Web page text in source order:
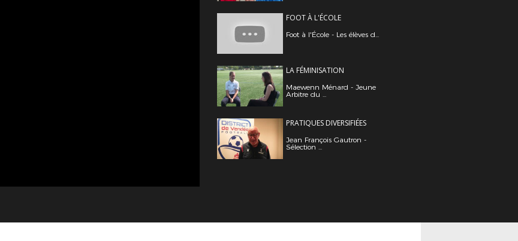
FOOT À L'ÉCOLE
Foot à l'École - Les élèves d...
LA FÉMINISATION
Maewenn Ménard - Jeune
Arbitre du ...
PRATIQUES DIVERSIFIÉES
Jean François Gautron -
Sélection ...